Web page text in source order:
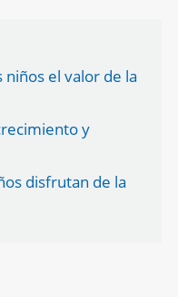
niños el valor de la
y
disfrutan de la